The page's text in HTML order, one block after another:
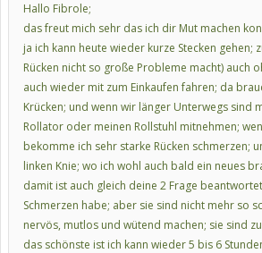
Hallo Fibrole;
das freut mich sehr das ich dir Mut machen
ja ich kann heute wieder kurze Stecken gehen;
Rücken nicht so große Probleme macht) auch
auch wieder mit zum Einkaufen fahren; da
Krücken; und wenn wir länger Unterwegs sind
Rollator oder meinen Rollstuhl mitnehmen;
bekomme ich sehr starke Rücken schmerzen;
linken Knie; wo ich wohl auch bald ein neues
damit ist auch gleich deine 2 Frage
Schmerzen habe; aber sie sind nicht mehr so
nervös, mutlos und wütend machen; sie sind
das schönste ist ich kann wieder 5 bis 6